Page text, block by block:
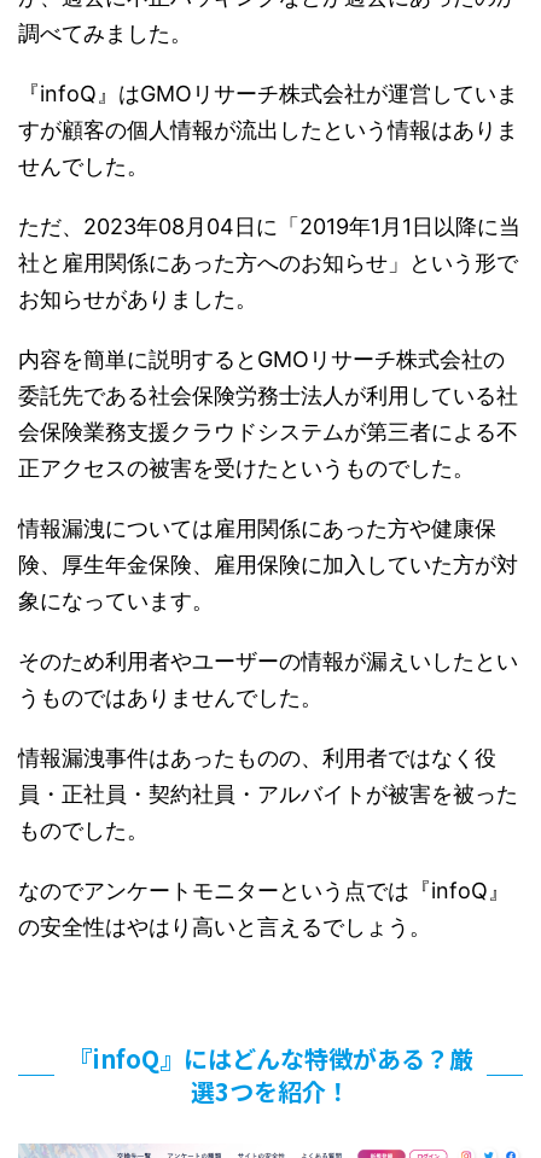
調べてみました。
『infoQ』はGMOリサーチ株式会社が運営していま
すが顧客の個人情報が流出したという情報はありま
せんでした。
ただ、2023年08月04日に「2019年1月1日以降に当
社と雇用関係にあった方へのお知らせ」という形で
お知らせがありました。
内容を簡単に説明するとGMOリサーチ株式会社の
委託先である社会保険労務士法人が利用している社
会保険業務支援クラウドシステムが第三者による不
正アクセスの被害を受けたというものでした。
情報漏洩については雇用関係にあった方や健康保
険、厚生年金保険、雇用保険に加入していた方が対
象になっています。
そのため利用者やユーザーの情報が漏えいしたとい
うものではありませんでした。
情報漏洩事件はあったものの、利用者ではなく役
員・正社員・契約社員・アルバイトが被害を被った
ものでした。
なのでアンケートモニターという点では『infoQ』
の安全性はやはり高いと言えるでしょう。
『infoQ』にはどんな特徴がある？厳
選3つを紹介！